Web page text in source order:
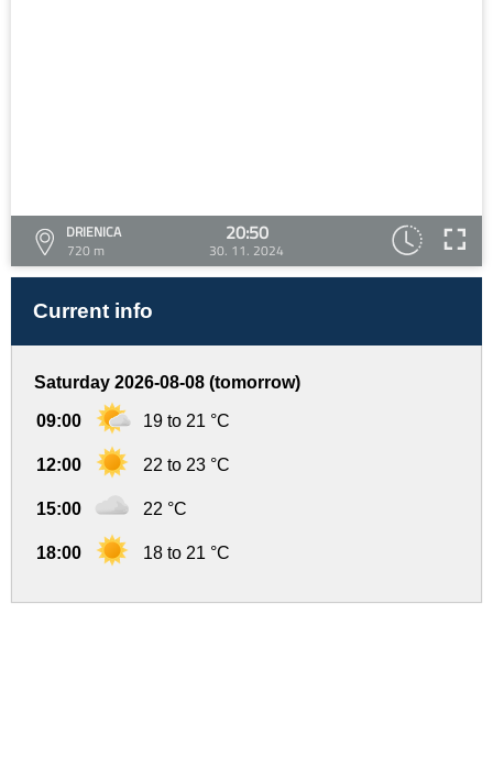
DRIENICA
720 m
20:50
30. 11. 2024
Current info
Saturday 2026-08-08 (tomorrow)
09:00 19 to 21 °C
12:00 22 to 23 °C
15:00 22 °C
18:00 18 to 21 °C